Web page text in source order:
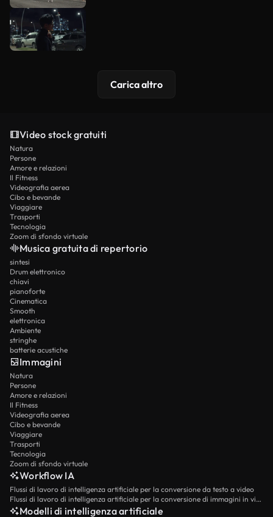
Carica altro
Video stock gratuiti
Natura
Persone
Amore e relazioni
Il Fitness
Videografia aerea
Cibo e bevande
Viaggiare
Trasporti
Tecnologia
Zoom di sfondo virtuale
Musica gratuita di repertorio
sintesi
Drum elettronico
chiavi
pianoforte
Cinematica
Smooth
elettronica
Ambiente
stringhe
batterie acustiche
Immagini
Natura
Persone
Amore e relazioni
Il Fitness
Videografia aerea
Cibo e bevande
Viaggiare
Trasporti
Tecnologia
Zoom di sfondo virtuale
Workflow IA
Flussi di lavoro di intelligenza artificiale per la conversione da testo a video
Flussi di lavoro di intelligenza artificiale per la conversione di immagini in video
Modelli di intelligenza artificiale